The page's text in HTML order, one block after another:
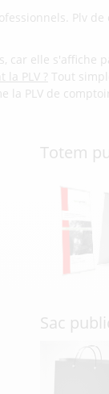
Plv
car elle
PLV ? Tout
PLV de
Totem
Sac